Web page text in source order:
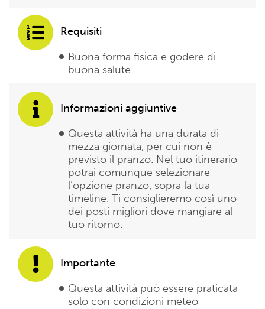
Requisiti
Buona forma fisica e godere di
buona salute
Informazioni aggiuntive
Questa attività ha una durata di
mezza giornata, per cui non è
previsto il pranzo. Nel tuo itinerario
potrai comunque selezionare
l’opzione pranzo, sopra la tua
timeline. Ti consiglieremo così uno
dei posti migliori dove mangiare al
tuo ritorno.
Importante
Questa attività può essere praticata
solo con condizioni meteo